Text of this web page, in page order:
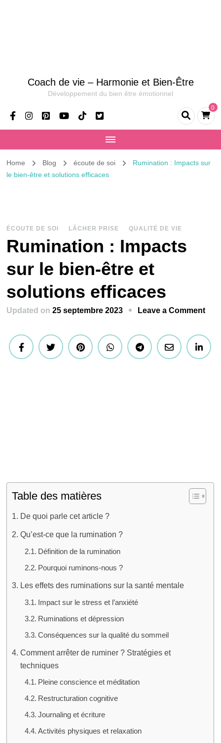
Coach de vie – Harmonie et Bien-Être
Développement du bien être émotionnel
0
Home Blog écoute de soi
Rumination : Impacts sur
le bien-être et solutions efficaces
ÉCOUTE DE SOI LÂCHER PRISE QUALITÉ DE VIE
Rumination : Impacts
sur le bien-être et
solutions efficaces
Updated on25 septembre 2023 Leave a Commenton
:
Table des matières
De quoi parle cet article ?
Qu’est-ce que la rumination ?
Définition de la rumination
Pourquoi ruminons-nous ?
Les effets des ruminations sur la santé mentale
Impact sur le stress et l’anxiété
Ruminations et dépression
Conséquences sur la qualité du sommeil
Comment arrêter de ruminer ? Stratégies et
techniques
Pleine conscience et méditation
Restructuration cognitive
Journaling et écriture
Activités physiques et relaxation